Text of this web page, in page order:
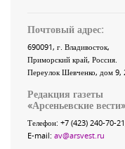
Почтовый адрес:
690091, г. Владивосток,
Приморский край, Россия
Переулок Шевченко, дом 9,
Редакция газеты
«Арсеньевские вести
Телефон: +7 (423) 240-70-21
E-mail: av@arsvest.ru